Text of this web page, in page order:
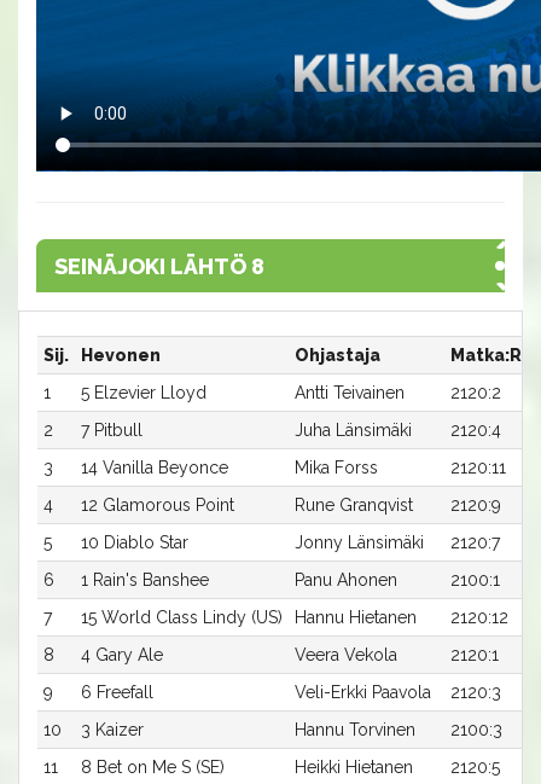
SEINÄJOKI LÄHTÖ 8
Sij. Hevonen Ohjastaja
1
5 Elzevier Lloyd Antti Teivainen
2120:2
2
7 Pitbull Juha Länsimäki
2120:4
3
14 Vanilla Beyonce Mika Forss
2120:11
4
12 Glamorous Point Rune Granqvist
2120:9
5
10 Diablo Star Jonny Länsimäki
2120:7
6
1 Rain's Banshee Panu Ahonen
2100:1
7
15 World Class Lindy (US) Hannu Hietanen
2120:12
8
4 Gary Ale Veera Vekola
2120:1
9
6 Freefall Veli-Erkki Paavola
2120:3
10
3 Kaizer Hannu Torvinen
2100:3
11
8 Bet on Me S (SE) Heikki Hietanen
2120:5